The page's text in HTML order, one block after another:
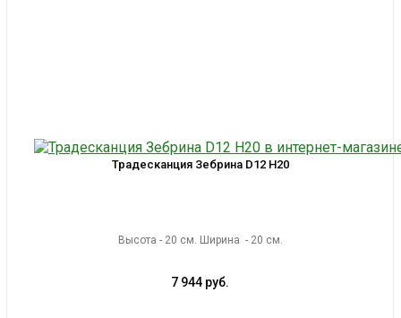
Традесканция Зебрина D12 H20
Высота - 20 см. Ширина - 20 см.
7 944 руб.